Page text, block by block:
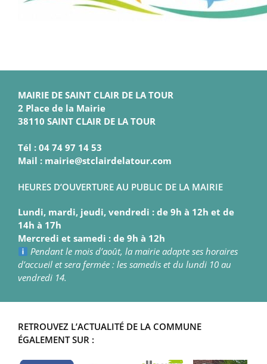
MAIRIE DE SAINT CLAIR DE LA TOUR
2 Place de la Mairie
38110 SAINT CLAIR DE LA TOUR
Tél : 04 74 97 14 53
Mail : mairie@stclairdelatour.com
HEURES D’OUVERTURE AU PUBLIC DE LA MAIRIE
Lundi, mardi, jeudi, vendredi : de 9h à 12h et de
14h à 17h
Mercredi et samedi : de 9h à 12h
Pendant le mois d’août, la mairie adapte ses horaires
d’accueil et sera fermée : les samedis et du lundi 10 au
vendredi 14.
RETROUVEZ L’ACTUALITÉ DE LA COMMUNE
ÉGALEMENT SUR :